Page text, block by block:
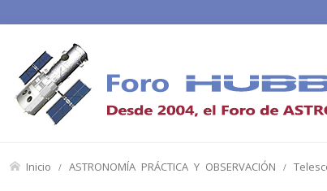
Inicio ASTRONOMÍA PRÁCTICA Y OBSERVACIÓN